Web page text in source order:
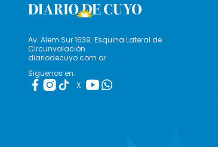
Av. Alem Sur 1639. Esquina Lateral de
Circunvalación
diariodecuyo.com.ar
Siguenos en:
X